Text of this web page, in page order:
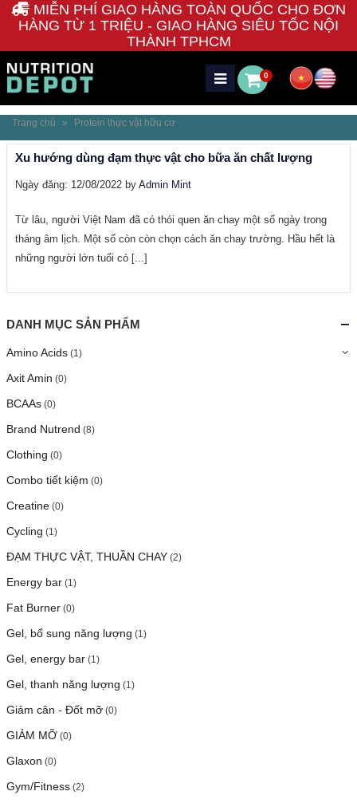
MIỄN PHÍ GIAO HÀNG TOÀN QUỐC CHO ĐƠN
HÀNG TỪ 1 TRIỆU - GIAO HÀNG SIÊU TỐC NỘI
THÀNH TPHCM
0
Trang chủ » Protein thực vật hữu cơ
Xu hướng dùng đạm thực vật cho bữa ăn chất lượng
Ngày đăng: 12/08/2022 by Admin Mint
Từ lâu, người Việt Nam đã có thói quen ăn chay một số ngày trong
tháng âm lịch. Một số còn còn chọn cách ăn chay trường. Hầu hết là
những người lớn tuổi có [...]
DANH MỤC SẢN PHẨM
Amino Acids (1)
Axit Amin (0)
BCAAs (0)
Brand Nutrend (8)
Clothing (0)
Combo tiết kiệm (0)
Creatine (0)
Cycling (1)
ĐẠM THỰC VẬT, THUẦN CHAY (2)
Energy bar (1)
Fat Burner (0)
Gel, bổ sung năng lượng (1)
Gel, energy bar (1)
Gel, thanh năng lượng (1)
Giảm cân - Đốt mỡ (0)
GIẢM MỠ (0)
Glaxon (0)
Gym/Fitness (2)